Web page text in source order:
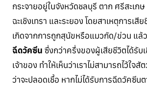
กระจายอยู่ในจังหวัดชลบุรี ตาก ศรีสะเก
ฉะเชิงเทรา และระยอง โดยสาเหตุการเสี
เกิดจากการถูกสุนัขหรือแมวกัด/ข่วน แล้
ฉีดวัคซีน ซึ่งกว่าครึ่งของผู้เสียชีวิตได้รับ
เจ้าของ ทำให้เห็นว่าเราไม่สามารถไว้ใจสั
ว่าจะปลอดเชื้อ หากไม่ได้รับการฉีดวัคซีน